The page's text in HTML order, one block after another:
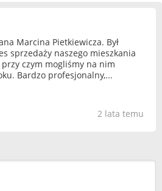
Marcina Pietkiewicza. Był
sprzedaży naszego mieszkania
czym mogliśmy na nim
Bardzo profesjonalny,...
2 lata temu